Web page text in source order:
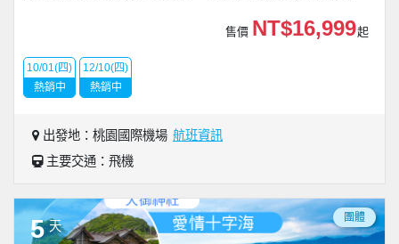
售價 NT$16,999起
10/01(四)
熱銷中
12/10(四)
熱銷中
出發地：桃園國際機場 航班資訊
主要交通：飛機
5 天
團體